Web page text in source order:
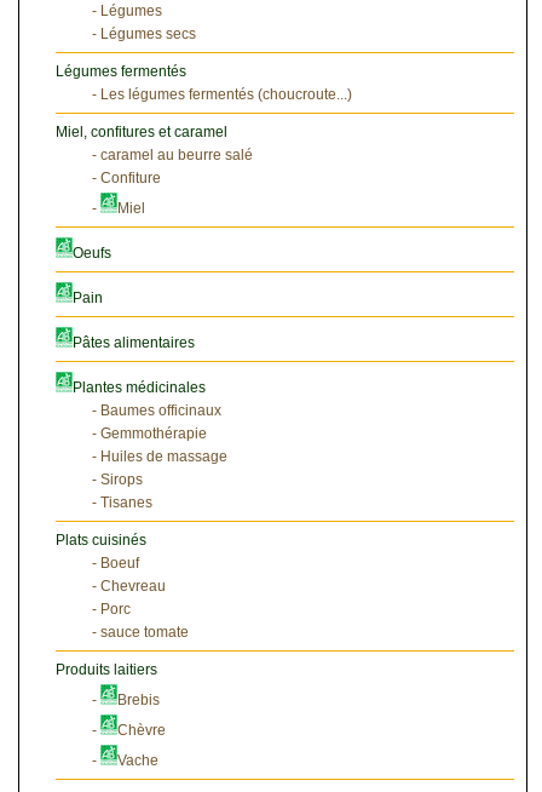
- Légumes
- Légumes secs
Légumes fermentés
- Les légumes fermentés (choucroute...)
Miel, confitures et caramel
- caramel au beurre salé
- Confiture
-
Miel
Oeufs
Pain
Pâtes alimentaires
Plantes médicinales
- Baumes officinaux
- Gemmothérapie
- Huiles de massage
- Sirops
- Tisanes
Plats cuisinés
- Boeuf
- Chevreau
- Porc
- sauce tomate
Produits laitiers
-
Brebis
-
Chèvre
-
Vache